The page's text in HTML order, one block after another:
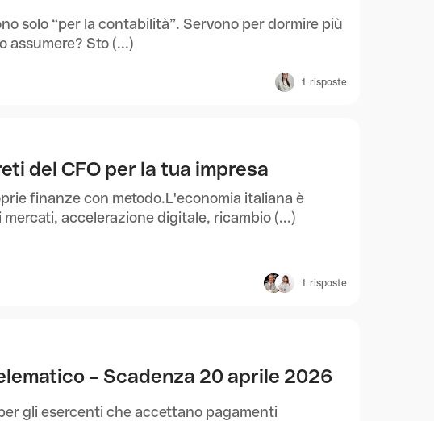
solo “per la contabilità”. Servono per dormire più
assumere? Sto (...)
1 risposte
del CFO per la tua impresa
finanze con metodo.L'economia italiana è
accelerazione digitale, ricambio (...)
1 risposte
– Scadenza 20 aprile 2026
gli esercenti che accettano pagamenti